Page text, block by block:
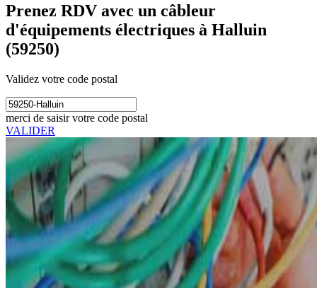
Prenez RDV avec un câbleur
d'équipements électriques à Halluin
(59250)
Validez votre code postal
merci de saisir votre code postal
VALIDER